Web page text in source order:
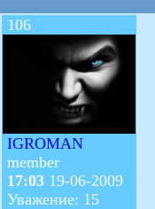
106
IGROMAN
member
17:03 19-06-2009
Уважение: 15